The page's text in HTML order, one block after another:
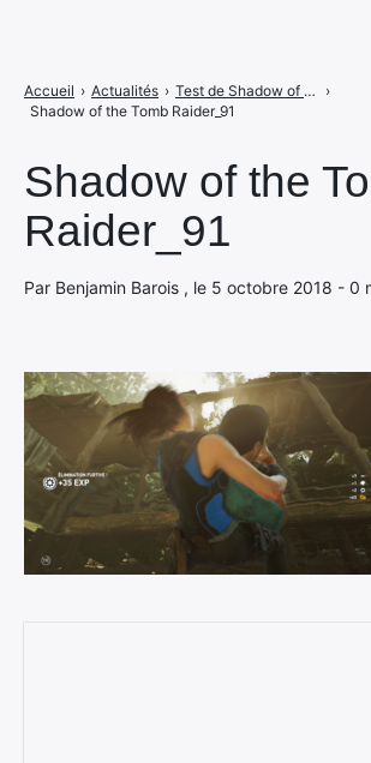
Shadow of the
Raider_91
Par Benjamin Barois , le 5 octobre 2018 - 0
Accueil › Actualités › Test de Shadow of the Tomb Raider sur PS4 : une Lara bien sombre
›
Shadow of the Tomb Raider_91